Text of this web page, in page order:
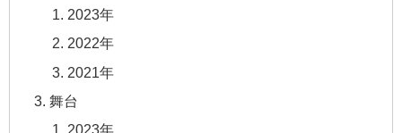
2023年
2022年
2021年
舞台
2023年